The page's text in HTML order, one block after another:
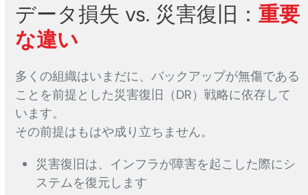
データ損失 vs. 災害復旧：重要
な違い
多くの組織はいまだに、バックアップが無傷である
ことを前提とした災害復旧（DR）戦略に依存して
います。
その前提はもはや成り立ちません。
災害復旧は、インフラが障害を起こした際にシ
ステムを復元します